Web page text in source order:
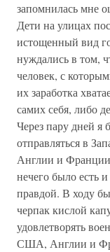
запомнилась мне
Дети на улицах
истощенный вид
нуждались в том,
человек, с
их заработка
самих себя, либо
Через пару дней я
отправляться в
Англии и
нечего было есть
правдой. В ходу
черпак кислой
удовлетворять
США, Англии и